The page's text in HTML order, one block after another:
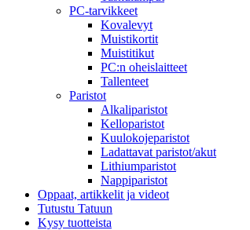
PC-tarvikkeet
Kovalevyt
Muistikortit
Muistitikut
PC:n oheislaitteet
Tallenteet
Paristot
Alkaliparistot
Kelloparistot
Kuulokojeparistot
Ladattavat paristot/akut
Lithiumparistot
Nappiparistot
Oppaat, artikkelit ja videot
Tutustu Tatuun
Kysy tuotteista